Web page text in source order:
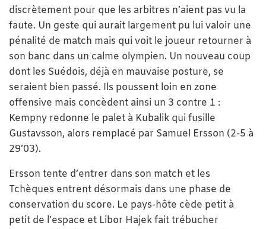
discrètement pour que les arbitres n’aient pas vu la
faute. Un geste qui aurait largement pu lui valoir une
pénalité de match mais qui voit le joueur retourner à
son banc dans un calme olympien. Un nouveau coup
dont les Suédois, déjà en mauvaise posture, se
seraient bien passé. Ils poussent loin en zone
offensive mais concèdent ainsi un 3 contre 1 :
Kempny redonne le palet à Kubalik qui fusille
Gustavsson, alors remplacé par Samuel Ersson (2-5 à
29’03).
Ersson tente d’entrer dans son match et les
Tchèques entrent désormais dans une phase de
conservation du score. Le pays-hôte cède petit à
petit de l’espace et Libor Hajek fait trébucher